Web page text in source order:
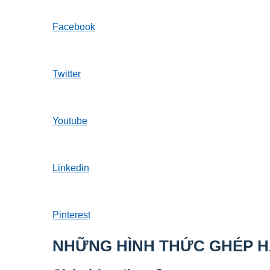
Facebook
Twitter
Youtube
Linkedin
Pinterest
NHỮNG HÌNH THỨC GHÉP